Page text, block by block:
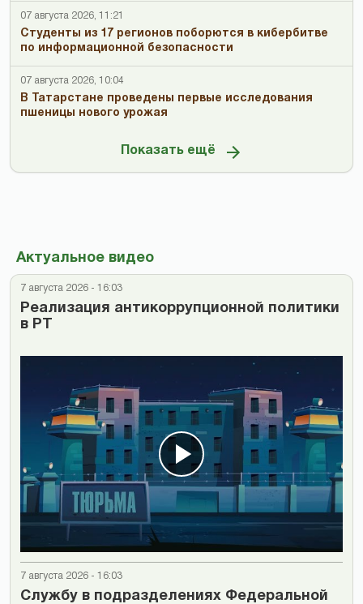
07 августа 2026, 11:21
Студенты из 17 регионов поборются в кибербитве
по информационной безопасности
07 августа 2026, 10:04
В Татарстане проведены первые исследования
пшеницы нового урожая
Показать ещё
Актуальное видео
7 августа 2026 - 16:03
Реализация антикоррупционной политики
в РТ
7 августа 2026 - 16:03
Cлужбу в подразделениях Федеральной